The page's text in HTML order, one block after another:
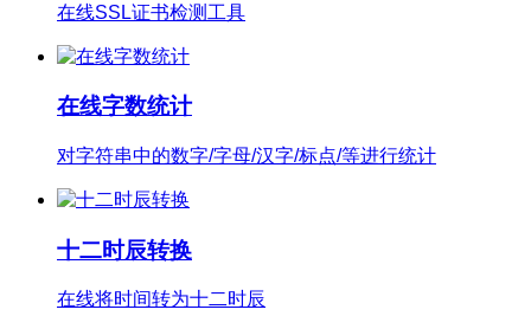
在线SSL证书检测工具
在线字数统计
对字符串中的数字/字母/汉字/标点/等进行统计
十二时辰转换
在线将时间转为十二时辰